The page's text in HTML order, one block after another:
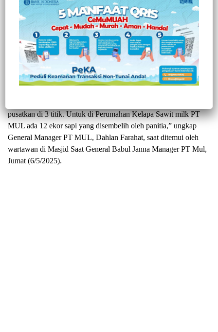
Mamuju, Jurnaltivi.com-
27 Ekor sapi di sembelih oleh
karyawan PT Manakarra Unggul Lestari (MUL), di Kecamatan
Tommo, Kabupaten Mamuju, Sulawesi Barat (Sulbar) di hari
Raya Idhul Adha 1447 Hijriyah.
pusatkan di 3 titik. Untuk di Perumahan Kelapa Sawit milk PT
MUL ada 12 ekor sapi yang disembelih oleh panitia,” ungkap
General Manager PT MUL, Dahlan Farahat, saat ditemui oleh
wartawan di Masjid Saat General Babul Janna Manager PT Mul,
Jumat (6/5/2025).